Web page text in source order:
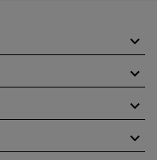



